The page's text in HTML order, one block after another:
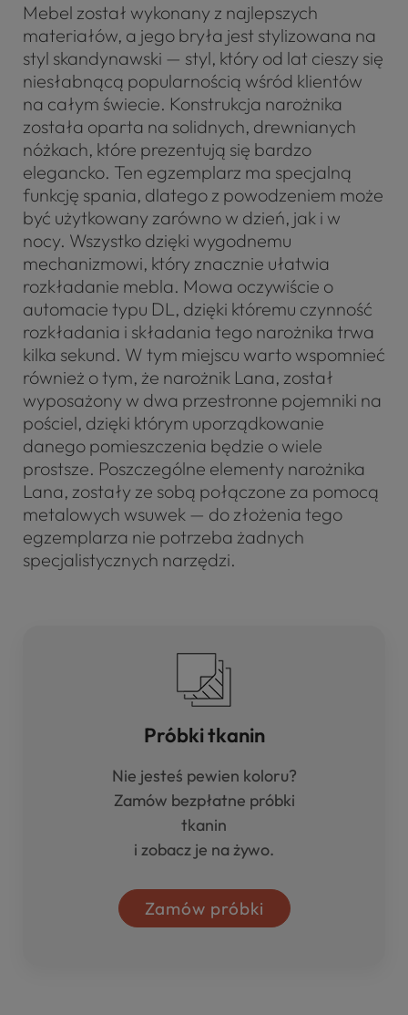
Mebel został wykonany z najlepszych
materiałów, a jego bryła jest stylizowana na
styl skandynawski — styl, który od lat cieszy się
niesłabnącą popularnością wśród klientów
na całym świecie. Konstrukcja narożnika
została oparta na solidnych, drewnianych
nóżkach, które prezentują się bardzo
elegancko. Ten egzemplarz ma specjalną
funkcję spania, dlatego z powodzeniem może
być użytkowany zarówno w dzień, jak i w
nocy. Wszystko dzięki wygodnemu
mechanizmowi, który znacznie ułatwia
rozkładanie mebla. Mowa oczywiście o
automacie typu DL, dzięki któremu czynność
rozkładania i składania tego narożnika trwa
kilka sekund. W tym miejscu warto wspomnieć
również o tym, że narożnik Lana, został
wyposażony w dwa przestronne pojemniki na
pościel, dzięki którym uporządkowanie
danego pomieszczenia będzie o wiele
prostsze. Poszczególne elementy narożnika
Lana, zostały ze sobą połączone za pomocą
metalowych wsuwek — do złożenia tego
egzemplarza nie potrzeba żadnych
specjalistycznych narzędzi.
Próbki tkanin
Nie jesteś pewien koloru?
Zamów bezpłatne próbki
tkanin
i zobacz je na żywo.
Zamów próbki